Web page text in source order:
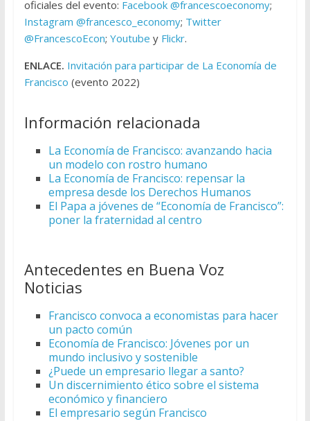
oficiales del evento: Facebook @francescoeconomy;
Instagram @francesco_economy; Twitter
@FrancescoEcon; Youtube y Flickr.
ENLACE. Invitación para participar de La Economía de
Francisco (evento 2022)
Información relacionada
La Economía de Francisco: avanzando hacia
un modelo con rostro humano
La Economía de Francisco: repensar la
empresa desde los Derechos Humanos
El Papa a jóvenes de “Economía de Francisco”:
poner la fraternidad al centro
Antecedentes en Buena Voz
Noticias
Francisco convoca a economistas para hacer
un pacto común
Economía de Francisco: Jóvenes por un
mundo inclusivo y sostenible
¿Puede un empresario llegar a santo?
Un discernimiento ético sobre el sistema
económico y financiero
El empresario según Francisco